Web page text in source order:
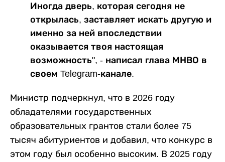
Иногда дверь, которая сегодня не
открылась, заставляет искать другую и
именно за ней впоследствии
оказывается твоя настоящая
возможность", - написал глава МНВО в
своем Telegram-канале.
Министр подчеркнул, что в 2026 году
обладателями государственных
образовательных грантов стали более 75
тысяч абитуриентов и добавил, что конкурс в
этом году был особенно высоким. В 2025 году